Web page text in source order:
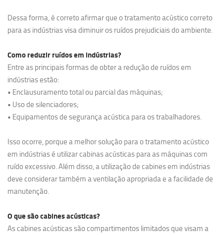
Dessa forma, é correto afirmar que o tratamento acústico correto
para as indústrias visa diminuir os ruídos prejudiciais do ambiente.
Como reduzir ruídos em indústrias?
Entre as principais formas de obter a redução de ruídos em
indústrias estão:
• Enclausuramento total ou parcial das máquinas;
• Uso de silenciadores;
• Equipamentos de segurança acústica para os trabalhadores.
Isso ocorre, porque a melhor solução para o tratamento acústico
em indústrias é utilizar cabinas acústicas para as máquinas com
ruído excessivo. Além disso, a utilização de cabines em indústrias
deve considerar também a ventilação apropriada e a facilidade de
manutenção.
O que são cabines acústicas?
As cabines acústicas são compartimentos limitados que visam a